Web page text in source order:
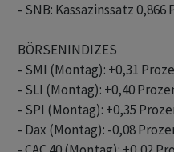
- SNB: Kassazinssatz
BÖRSENINDIZES
- SMI (Montag): +0,31
- SLI (Montag): +0,40
- SPI (Montag): +0,35
- Dax (Montag): -0,08